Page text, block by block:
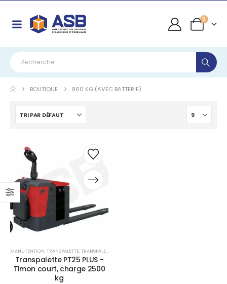
0
BOUTIQUE 860 KG (AVEC BATTERIE)
MANUTENTION,TRANSPALETTE,TRANSPALETTE ÉLECTRIQUE
Transpalette PT25 PLUS -
Timon court, charge 2500
kg